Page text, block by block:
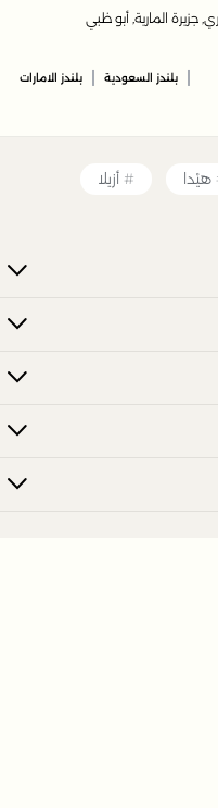
جزيرة المارية, أبو ظبي
بلندز السعودية بلندز الامارات
هيْدا أزيلا